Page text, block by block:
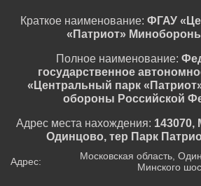
Краткое наименование: ФГАУ
«Патриот»
Полное наименование:
государственное
«Центральный парк
обороны Российской
Адрес места нахождения: 143070,
Одинцово, тер Парк
Адрес:
Московская область,
Минского